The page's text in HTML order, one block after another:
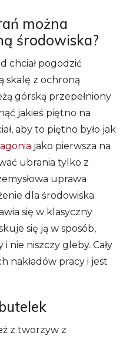
można
środowiska?
chciał pogodzić
skalę z ochroną
górską przepełniony
jakieś piętno na
aby to piętno było jak
jako pierwsza na
ubrania tylko z
uprawa
dla środowiska.
się w klasyczny
się ją w sposób,
nie niszczy gleby. Cały
nakładów pracy i jest
z tworzyw z